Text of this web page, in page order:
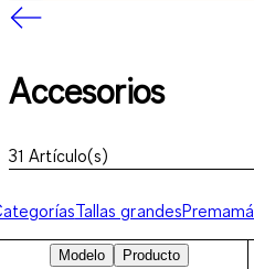
Accesorios
31 Artículo(s)
Tallas grandesPremamá
Modelo
Producto